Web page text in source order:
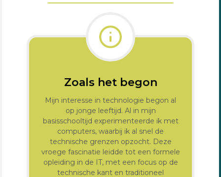
Zoals het begon
Mijn interesse in technologie begon al
op jonge leeftijd. Al in mijn
basisschooltijd experimenteerde ik met
computers, waarbij ik al snel de
technische grenzen opzocht. Deze
vroege fascinatie leidde tot een formele
opleiding in de IT, met een focus op de
technische kant en traditioneel